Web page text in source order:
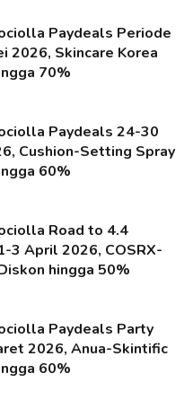
Paydeals Periode
2026, Skincare Korea
70%
Paydeals 24-30
Cushion-Setting Spray
60%
Road to 4.4
3 April 2026, COSRX-
hingga 50%
Paydeals Party
2026, Anua-Skintific
60%